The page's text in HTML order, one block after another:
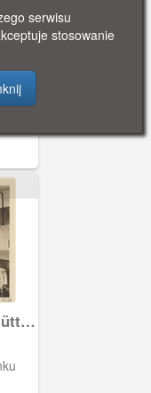
serwisu
stosowanie